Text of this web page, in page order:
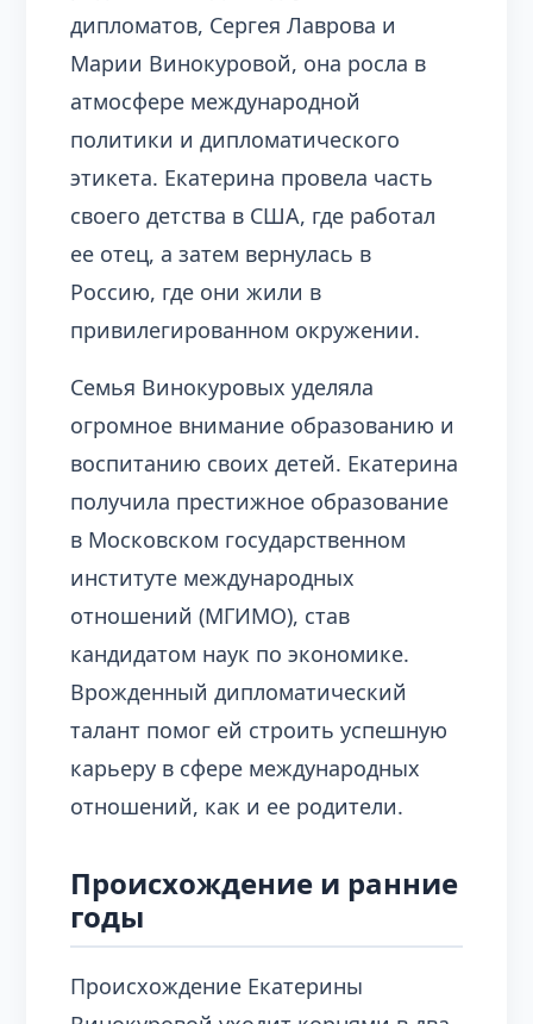
дипломатов, Сергея Лаврова и
Марии Винокуровой, она росла в
атмосфере международной
политики и дипломатического
этикета. Екатерина провела часть
своего детства в США, где работал
ее отец, а затем вернулась в
Россию, где они жили в
привилегированном окружении.
Семья Винокуровых уделяла
огромное внимание образованию и
воспитанию своих детей. Екатерина
получила престижное образование
в Московском государственном
институте международных
отношений (МГИМО), став
кандидатом наук по экономике.
Врожденный дипломатический
талант помог ей строить успешную
карьеру в сфере международных
отношений, как и ее родители.
Происхождение и ранние
годы
Происхождение Екатерины